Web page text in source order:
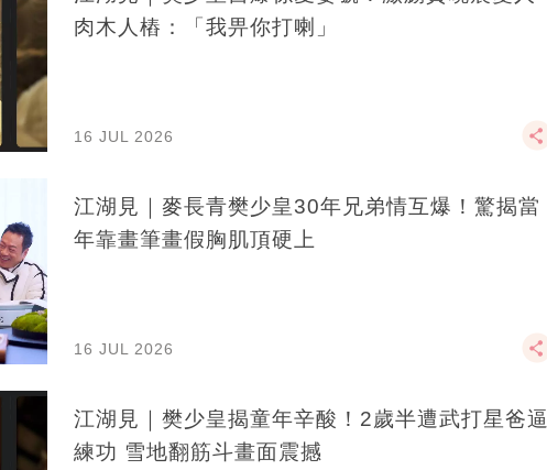
肉木人樁：「我畀你打喇」
16 JUL 2026
江湖見｜麥長青樊少皇30年兄弟情互爆！驚揭當
年靠畫筆畫假胸肌頂硬上
16 JUL 2026
江湖見｜樊少皇揭童年辛酸！2歲半遭武打星爸逼
練功 雪地翻筋斗畫面震撼